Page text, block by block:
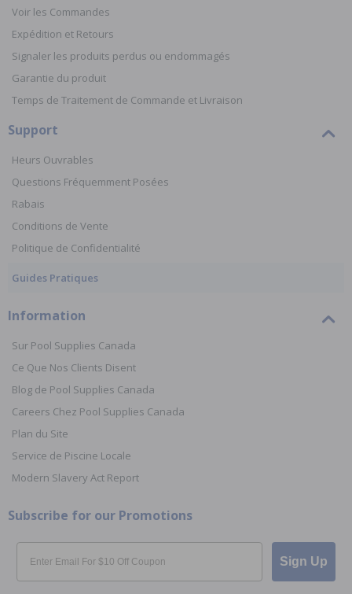
Voir les Commandes
Expédition et Retours
Signaler les produits perdus ou endommagés
Garantie du produit
Temps de Traitement de Commande et Livraison
Support
Heurs Ouvrables
Questions Fréquemment Posées
Rabais
Conditions de Vente
Politique de Confidentialité
Guides Pratiques
Information
Sur Pool Supplies Canada
Ce Que Nos Clients Disent
Blog de Pool Supplies Canada
Careers Chez Pool Supplies Canada
Plan du Site
Service de Piscine Locale
Modern Slavery Act Report
Subscribe for our Promotions
Email
Sign Up